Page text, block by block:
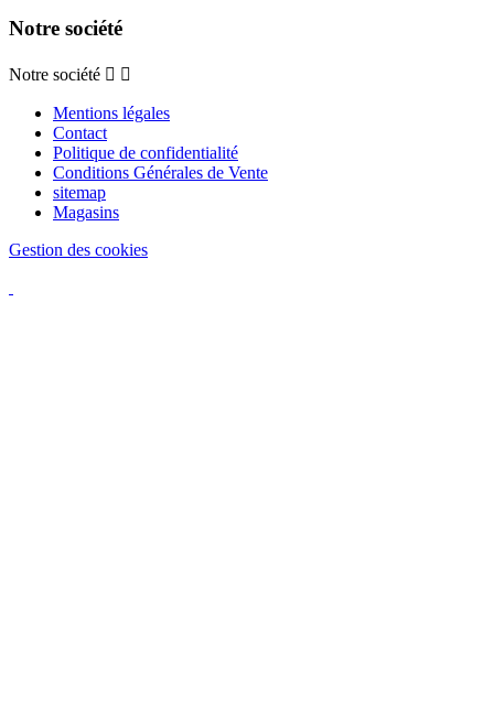
Notre société
Notre société  
Mentions légales
Contact
Politique de confidentialité
Conditions Générales de Vente
sitemap
Magasins
Gestion des cookies